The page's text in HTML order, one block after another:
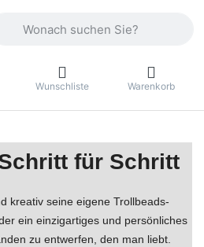
Wunschliste Warenkorb
für Schritt
kreativ seine eigene Trollbeads-
ein einzigartiges und persönliches
zu entwerfen, den man liebt.